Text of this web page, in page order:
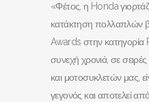
«Φέτος, η Honda
κατάκτηση πολλαπλών
Awards στην κατηγορία
συνεχή χρονιά, σε
και μοτοσυκλετών μας,
γεγονός και αποτελεί